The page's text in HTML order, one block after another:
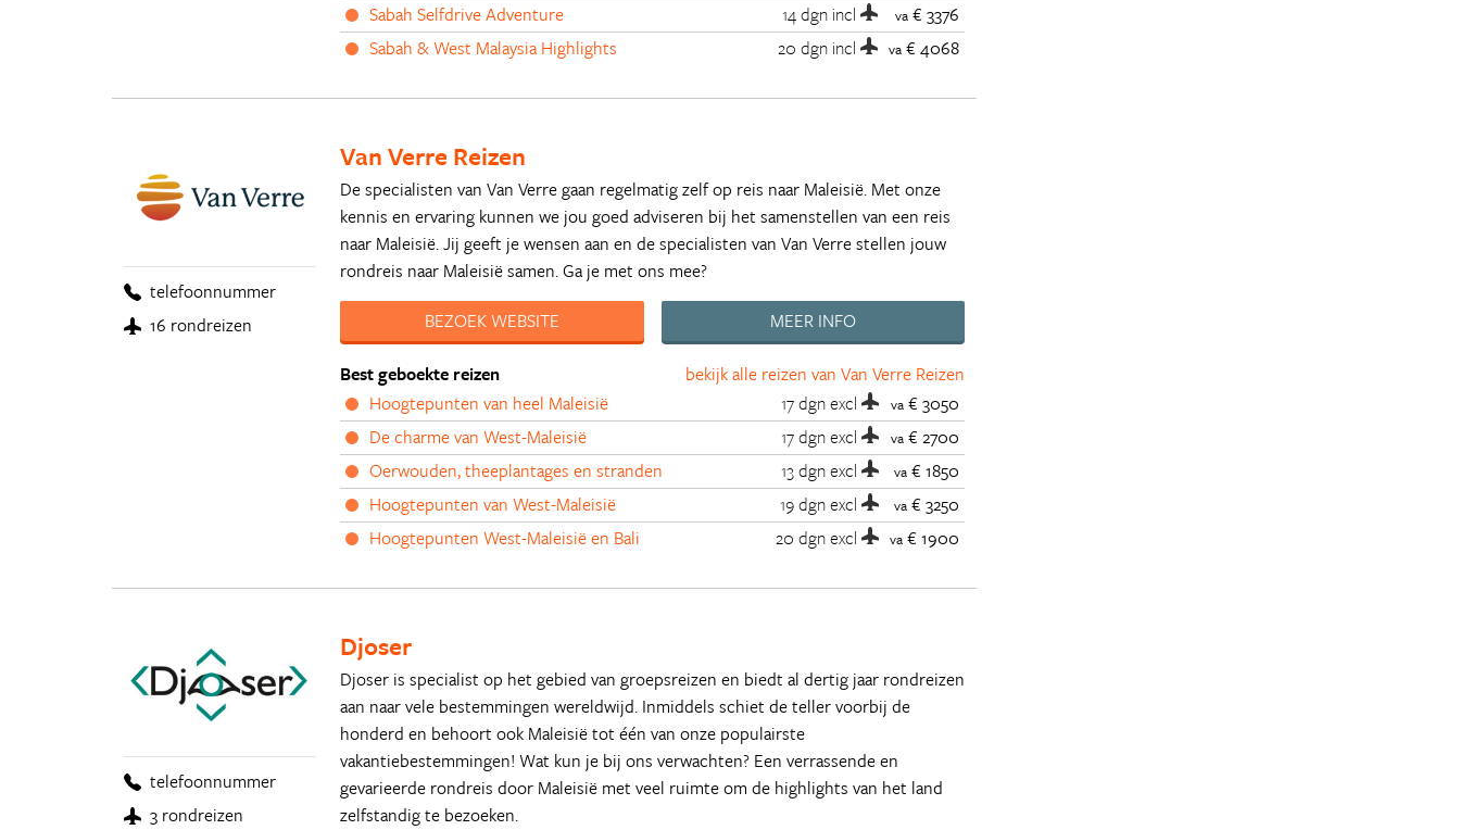
Sabah Selfdrive Adventure
14 dgn incl va € 3376
Sabah & West Malaysia Highlights
20 dgn incl va € 4068
telefoonnummer
16 rondreizen
Van Verre Reizen
De specialisten van Van Verre gaan regelmatig zelf op reis naar Maleisië. Met onze
kennis en ervaring kunnen we jou goed adviseren bij het samenstellen van een reis
naar Maleisië. Jij geeft je wensen aan en de specialisten van Van Verre stellen jouw
rondreis naar Maleisië samen. Ga je met ons mee?
BEZOEK WEBSITE
MEER INFO
bekijk alle reizen van Van Verre Reizen
Best geboekte reizen
Hoogtepunten van heel Maleisië
17 dgnexcl va € 3050
De charme van West-Maleisië
17 dgnexcl va € 2700
Oerwouden, theeplantages en stranden
13 dgnexcl va € 1850
Hoogtepunten van West-Maleisië
19 dgnexcl va € 3250
Hoogtepunten West-Maleisië en Bali
20 dgnexcl va € 1900
telefoonnummer
3 rondreizen
Djoser
Djoser is specialist op het gebied van groepsreizen en biedt al dertig jaar rondreizen
aan naar vele bestemmingen wereldwijd. Inmiddels schiet de teller voorbij de
honderd en behoort ook Maleisië tot één van onze populairste
vakantiebestemmingen! Wat kun je bij ons verwachten? Een verrassende en
gevarieerde rondreis door Maleisië met veel ruimte om de highlights van het land
zelfstandig te bezoeken.